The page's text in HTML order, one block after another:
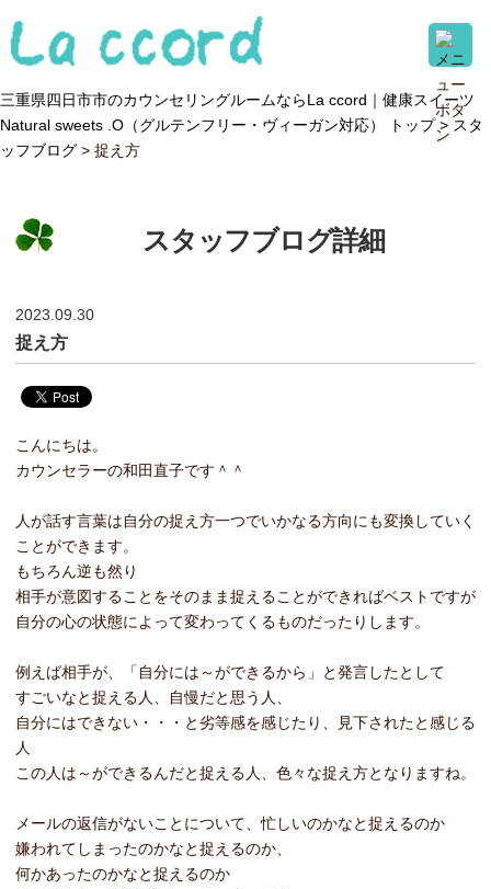
三重県四日市市のカウンセリングルームならLa ccord｜健康スイーツ
Natural sweets .O（グルテンフリー・ヴィーガン対応） トップ > スタ
ッフブログ > 捉え方
スタッフブログ詳細
2023.09.30
捉え方
こんにちは。
カウンセラーの和田直子です＾＾
人が話す言葉は自分の捉え方一つでいかなる方向にも変換していく
ことができます。
もちろん逆も然り
相手が意図することをそのまま捉えることができればベストですが
自分の心の状態によって変わってくるものだったりします。
例えば相手が、「自分には～ができるから」と発言したとして
すごいなと捉える人、自慢だと思う人、
自分にはできない・・・と劣等感を感じたり、見下されたと感じる
人
この人は～ができるんだと捉える人、色々な捉え方となりますね。
メールの返信がないことについて、忙しいのかなと捉えるのか
嫌われてしまったのかなと捉えるのか、
何かあったのかなと捉えるのか